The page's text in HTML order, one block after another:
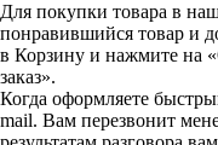
Для покупки товара в
понравившийся товар и
в Корзину и нажмите на
заказ».
Когда оформляете
mail. Вам перезвонит